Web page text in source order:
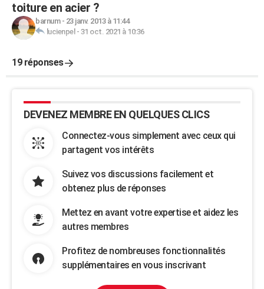
toiture en acier ?
barnum- 23 janv. 2013 à 11:44
lucienpel - 31 oct. 2021 à 10:36
19 réponses
DEVENEZ MEMBRE EN QUELQUES CLICS
Connectez-vous simplement avec ceux qui
partagent vos intérêts
Suivez vos discussions facilement et
obtenez plus de réponses
Mettez en avant votre expertise et aidez les
autres membres
Profitez de nombreuses fonctionnalités
supplémentaires en vous inscrivant